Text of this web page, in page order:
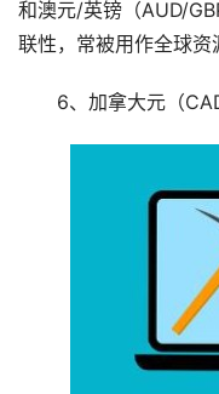
和澳元/英镑（AUD/
联性，常被用作全球资
6、加拿大元（